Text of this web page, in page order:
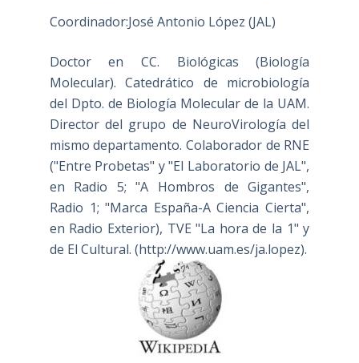
Coordinador:José Antonio López (JAL)
Doctor en CC. Biológicas (Biología
Molecular). Catedrático de microbiología
del Dpto. de Biología Molecular de la UAM.
Director del grupo de NeuroVirología del
mismo departamento. Colaborador de RNE
("Entre Probetas" y "El Laboratorio de JAL",
en Radio 5; "A Hombros de Gigantes",
Radio 1; "Marca España-A Ciencia Cierta",
en Radio Exterior), TVE "La hora de la 1" y
de El Cultural. (http://www.uam.es/ja.lopez).